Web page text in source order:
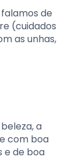
de
(cuidados
as unhas,
a
com boa
e de boa